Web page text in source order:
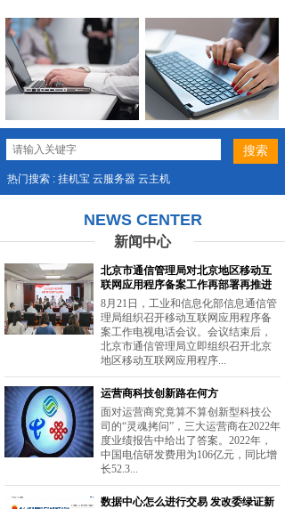
热门搜索 : 挂机宝 云服务器 云主机
NEWS CENTER
新闻中心
北京市通信管理局对北京地区移动互
联网应用程序备案工作再部署再推进
8月21日，工业和信息化部信息通信管
理局组织召开移动互联网应用程序备
案工作电视电话会议。会议结束后，
北京市通信管理局立即组织召开北京
地区移动互联网应用程序...
运营商科技创新路在何方
面对运营商究竟算不算创新型科技公
司的“灵魂拷问”，三大运营商在2022年
度业绩报告中给出了答案。2022年，
中国电信研发费用为106亿元，同比增
长52.3...
数据中心怎么进行交易 发改委绿证新